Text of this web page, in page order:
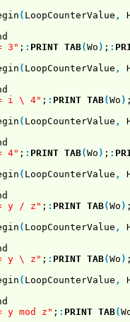
( LoopCounterValue ,
3" ; : PRINT TAB(Wo ) ; :
( LoopCounterValue ,
i \ 4" ; : PRINT TAB(Wo ) ;
( LoopCounterValue ,
4" ; : PRINT TAB(Wo ) ; :
( LoopCounterValue ,
y / z" ; : PRINT TAB(Wo ) ;
( LoopCounterValue ,
y \ z" ; : PRINT TAB(Wo ) ;
( LoopCounterValue ,
y mod z" ; : PRINT TAB(